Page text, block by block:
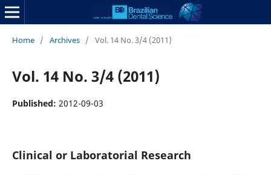
Home / Archives / Vol. 14 No. 3/4 (2011)
Vol. 14 No. 3/4 (2011)
Published: 2012-09-03
Clinical or Laboratorial Research